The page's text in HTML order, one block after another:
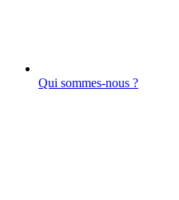
Qui sommes-nous ?